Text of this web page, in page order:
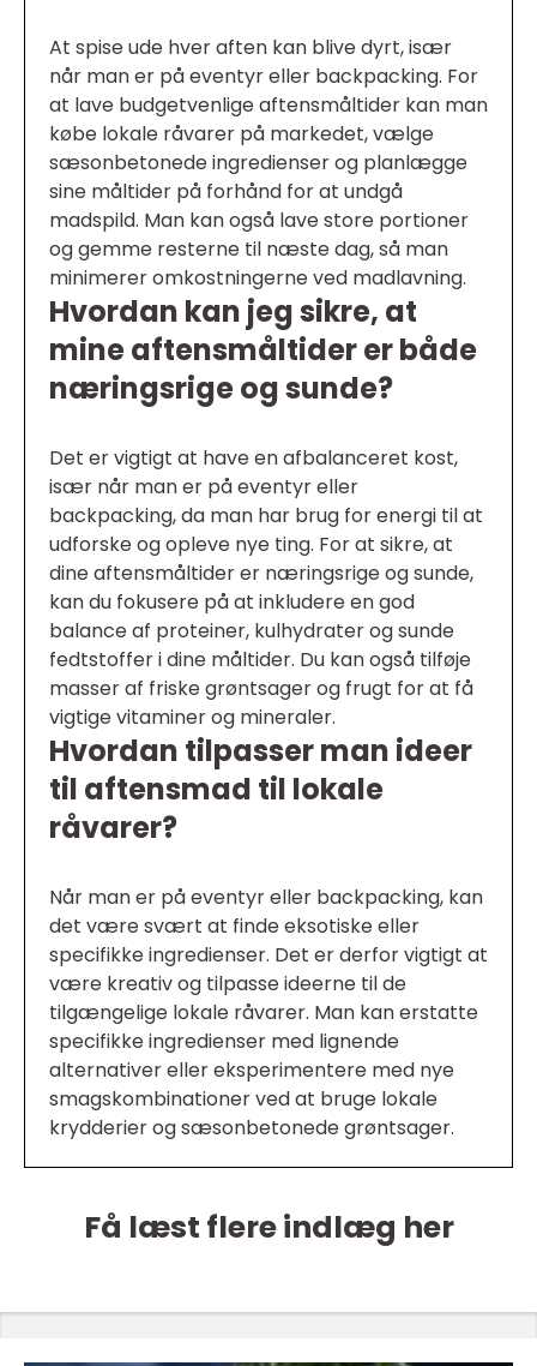
At spise ude hver aften kan blive dyrt, især
når man er på eventyr eller backpacking. For
at lave budgetvenlige aftensmåltider kan man
købe lokale råvarer på markedet, vælge
sæsonbetonede ingredienser og planlægge
sine måltider på forhånd for at undgå
madspild. Man kan også lave store portioner
og gemme resterne til næste dag, så man
minimerer omkostningerne ved madlavning.
Hvordan kan jeg sikre, at
mine aftensmåltider er både
næringsrige og sunde?
Det er vigtigt at have en afbalanceret kost,
især når man er på eventyr eller
backpacking, da man har brug for energi til at
udforske og opleve nye ting. For at sikre, at
dine aftensmåltider er næringsrige og sunde,
kan du fokusere på at inkludere en god
balance af proteiner, kulhydrater og sunde
fedtstoffer i dine måltider. Du kan også tilføje
masser af friske grøntsager og frugt for at få
vigtige vitaminer og mineraler.
Hvordan tilpasser man ideer
til aftensmad til lokale
råvarer?
Når man er på eventyr eller backpacking, kan
det være svært at finde eksotiske eller
specifikke ingredienser. Det er derfor vigtigt at
være kreativ og tilpasse ideerne til de
tilgængelige lokale råvarer. Man kan erstatte
specifikke ingredienser med lignende
alternativer eller eksperimentere med nye
smagskombinationer ved at bruge lokale
krydderier og sæsonbetonede grøntsager.
Få læst flere indlæg her